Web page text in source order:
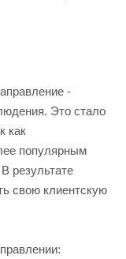
-
Это стало
как
популярным
результате
свою клиентскую